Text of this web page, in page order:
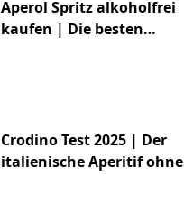
Aperol Spritz alkoholfrei
kaufen | Die besten
Crodino Test 2025 | Der
italienische Aperitif ohne